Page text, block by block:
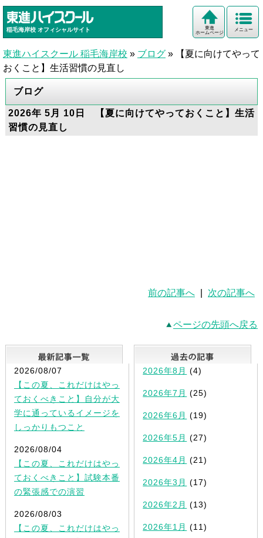
稲毛海岸校 オフィシャルサイト メニュー
東進
ホームページ
東進ハイスクール 稲毛海岸校 » ブログ »
【夏に向けてやって
おくこと】生活習慣の見直し
ブログ
2026年 5月 10日 【夏に向けてやっておくこと】生活
習慣の見直し
前の記事へ 次の記事へ
ページの先頭へ戻る
最新記事一覧
2026/08/07
【この夏、これだけはやっ
ておくべきこと】自分が大
学に通っているイメージを
しっかりもつこと
2026/08/04
【この夏、これだけはやっ
ておくべきこと】試験本番
の緊張感での演習
2026/08/03
【この夏、これだけはやっ
2026年8月 (4)
2026年7月 (25)
2026年6月 (19)
2026年5月 (27)
2026年4月 (21)
2026年3月 (17)
2026年2月 (13)
2026年1月 (11)